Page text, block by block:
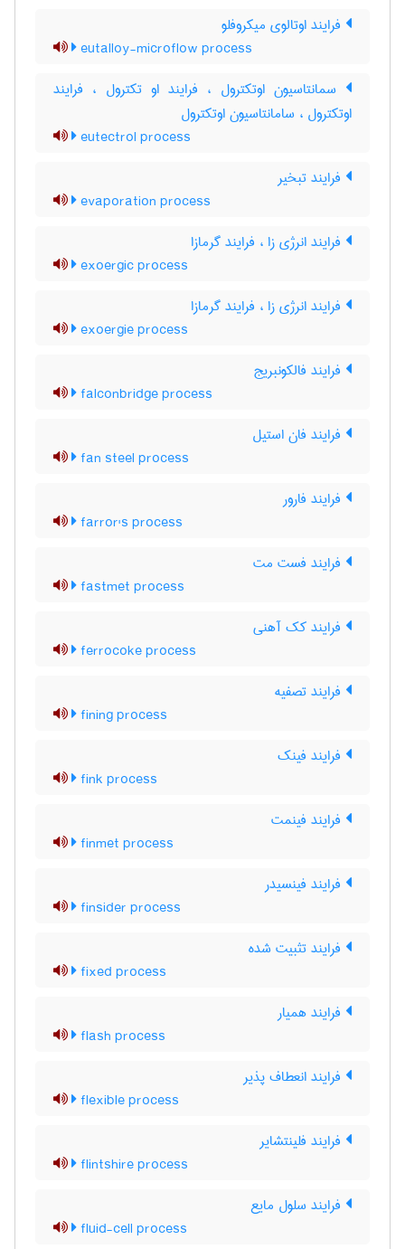
فرایند اوتالوی میکروفلو
eutalloy-microflow process
سمانتاسیون اوتکترول ، فرایند او تکترول ، فرایند
اوتکترول ، سامانتاسیون اوتکترول
eutectrol process
فرایند تبخیر
evaporation process
فرایند انرژی زا ، فرایند گرمازا
exoergic process
فرایند انرژی زا ، فرایند گرمازا
exoergie process
فرایند فالکونبریج
falconbridge process
فرایند فان استیل
fan steel process
فرایند فارور
farror's process
فرایند فست مت
fastmet process
فرایند کک آهنی
ferrocoke process
فرایند تصفیه
fining process
فرایند فینک
fink process
فرایند فینمت
finmet process
فرایند فینسیدر
finsider process
فرایند تثبیت شده
fixed process
فرایند همیار
flash process
فرایند انعطاف پذیر
flexible process
فرایند فلینتشایر
flintshire process
فرایند سلول مایع
fluid-cell process